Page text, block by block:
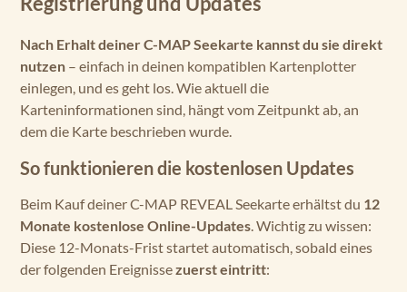
Nach Erhalt deiner C-MAP Seekarte kannst du sie direkt
nutzen – einfach in deinen kompatiblen Kartenplotter
einlegen, und es geht los. Wie aktuell die
Karteninformationen sind, hängt vom Zeitpunkt ab, an
dem die Karte beschrieben wurde.
So funktionieren die kostenlosen Updates
Beim Kauf deiner C-MAP REVEAL Seekarte erhältst du 12
Monate kostenlose Online-Updates. Wichtig zu wissen:
Diese 12-Monats-Frist startet automatisch, sobald eines
der folgenden Ereignissezuerst eintritt: